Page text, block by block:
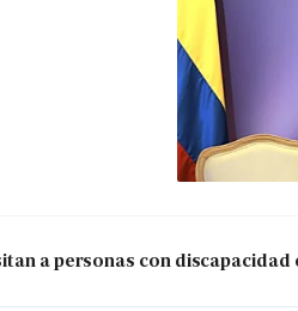
a personas con